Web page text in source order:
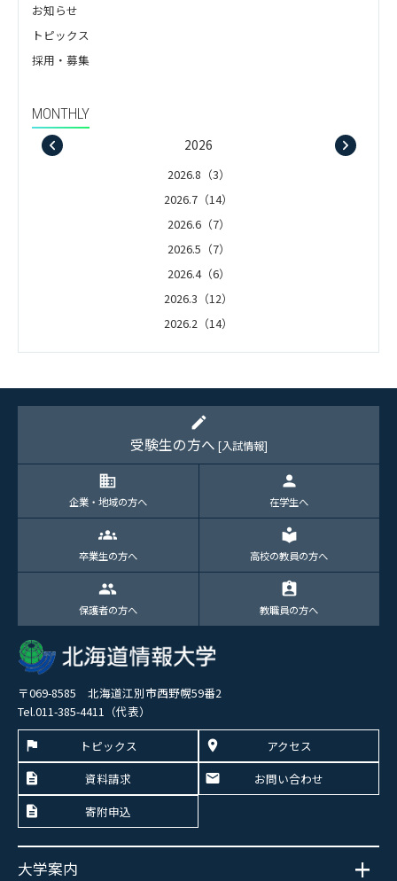
お知らせ
トピックス
採用・募集
MONTHLY
2026
2026.8（3）
2026.7（14）
2026.6（7）
2026.5（7）
2026.4（6）
2026.3（12）
2026.2（14）
edit
受験生の方へ [入試情報]
domain
企業・地域の方へ
person
在学生へ
groups
卒業生の方へ
local_library
高校の教員の方へ
group
保護者の方へ
assignment_ind
教職員の方へ
〒069-8585 北海道江別市西野幌59番2
Tel.011-385-4411（代表）
トピックス
アクセス
資料請求
お問い合わせ
寄附申込
大学案内